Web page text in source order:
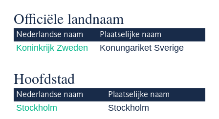
Officiële landnaam
Nederlandse naam Plaatselijke naam
Koninkrijk Zweden Konungariket Sverige
Hoofdstad
Nederlandse naam Plaatselijke naam
Stockholm Stockholm